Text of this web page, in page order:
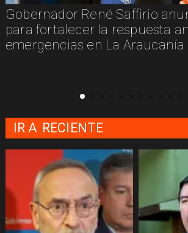
René Saffirio anuncia plan
la respuesta ante
en La Araucanía
IR A RECIENTE